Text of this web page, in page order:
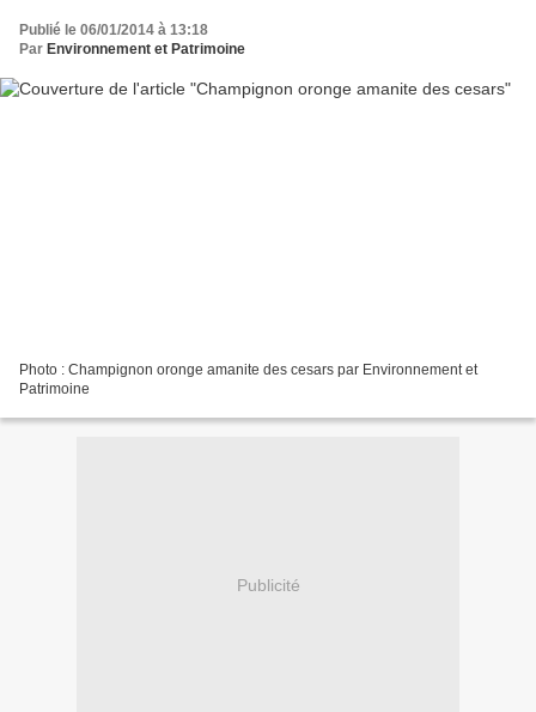
Publié le 06/01/2014 à 13:18
Par Environnement et Patrimoine
Photo : Champignon oronge amanite des cesars par Environnement et
Patrimoine
Publicité